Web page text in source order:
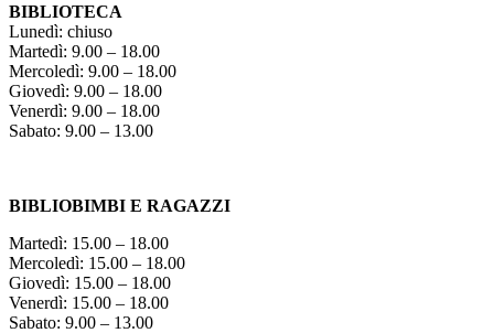
BIBLIOTECA
Lunedì: chiuso
Martedì: 9.00 – 18.00
Mercoledì: 9.00 – 18.00
Giovedì: 9.00 – 18.00
Venerdì: 9.00 – 18.00
Sabato: 9.00 – 13.00
BIBLIOBIMBI E RAGAZZI
Martedì: 15.00 – 18.00
Mercoledì: 15.00 – 18.00
Giovedì: 15.00 – 18.00
Venerdì: 15.00 – 18.00
Sabato: 9.00 – 13.00